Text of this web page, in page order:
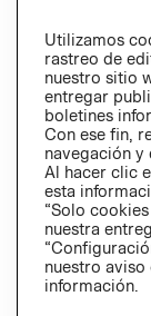
Perú (S/)
CAMBIAR
Utilizamos
rastreo de
nuestro sitio
entregar
boletines
Con ese fin,
navegación
Al hacer clic
esta
“Solo
nuestra
nuestro
información.